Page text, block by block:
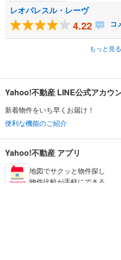
レオパレスル・レーヴ
4.22 コ
もっと見る
Yahoo!不動産 LINE公式アカウ
新着物件をいち早くお届け！
便利な機能のご紹介
Yahoo!不動産 アプリ
地図でサクッと物件探し
物件比較が手軽にできる